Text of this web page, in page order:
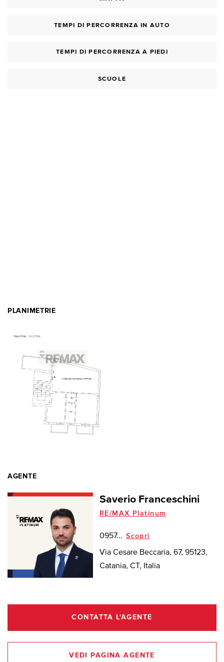
TEMPI DI PERCORRENZA IN AUTO
TEMPI DI PERCORRENZA A PIEDI
SCUOLE
PLANIMETRIE
AGENTE
Saverio Franceschini
RE/MAX Platinum
0957... Scopri
Via Cesare Beccaria, 67, 95123,
Catania, CT, Italia
CONTATTA L'AGENTE
VEDI PAGINA AGENTE